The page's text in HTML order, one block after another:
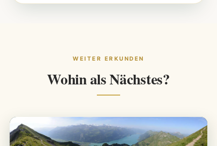
WEITER ERKUNDEN
Wohin als Nächstes?